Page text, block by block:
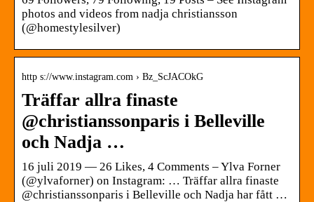
photos and videos from nadja christiansson
(@homestylesilver)
http s://www.instagram.com › Bz_ScJACOkG
Träffar allra finaste
@christianssonparis i Belleville
och Nadja …
16 juli 2019 — 26 Likes, 4 Comments – Ylva Forner
(@ylvaforner) on Instagram: … Träffar allra finaste
@christianssonparis i Belleville och Nadja har fått …